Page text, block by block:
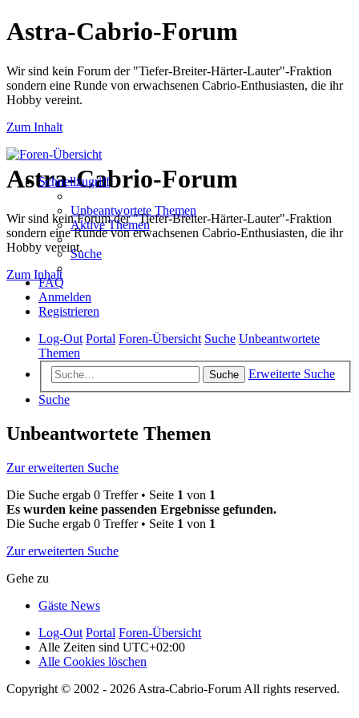
Astra-Cabrio-Forum
Wir sind kein Forum der "Tiefer-Breiter-Härter-Lauter"-Fraktion
sondern eine Runde von erwachsenen Cabrio-Enthusiasten, die ihr
Hobby vereint.
Zum Inhalt
Astra-Cabrio-Forum
Wir sind kein Forum der "Tiefer-Breiter-Härter-Lauter"-Fraktion
sondern eine Runde von erwachsenen Cabrio-Enthusiasten, die ihr
Hobby vereint.
Zum Inhalt
Schnellzugriff
Unbeantwortete Themen
Aktive Themen
Suche
FAQ
Anmelden
Registrieren
Log-Out Portal Foren-Übersicht Suche Unbeantwortete
Themen
Suche
Erweiterte Suche
Suche
Unbeantwortete Themen
Zur erweiterten Suche
Die Suche ergab 0 Treffer • Seite 1 von 1
Es wurden keine passenden Ergebnisse gefunden.
Die Suche ergab 0 Treffer • Seite 1 von 1
Zur erweiterten Suche
Gehe zu
Gäste News
Log-Out Portal Foren-Übersicht
Alle Zeiten sind UTC+02:00
Alle Cookies löschen
Copyright © 2002 - 2026 Astra-Cabrio-Forum All rights reserved.